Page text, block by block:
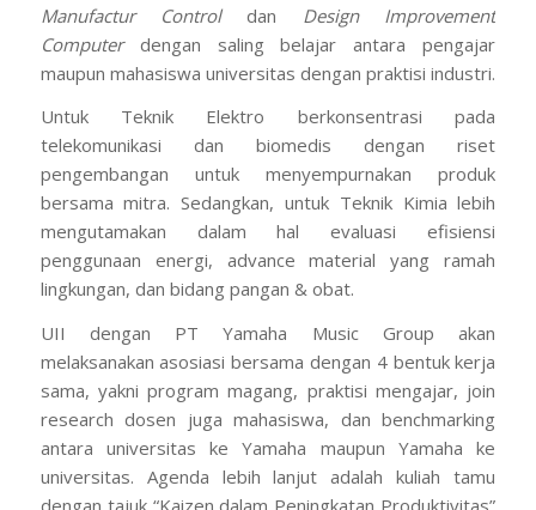
Manufactur Controldan Design Improvement
Computerdengan saling belajar antara pengajar
maupun mahasiswa universitas dengan praktisi industri.
Untuk Teknik Elektro berkonsentrasi pada
telekomunikasi dan biomedis dengan riset
pengembangan untuk menyempurnakan produk
bersama mitra. Sedangkan, untuk Teknik Kimia lebih
mengutamakan dalam hal evaluasi efisiensi
penggunaan energi, advance material yang ramah
lingkungan, dan bidang pangan & obat.
UII dengan PT Yamaha Music Group akan
melaksanakan asosiasi bersama dengan 4 bentuk kerja
sama, yakni program magang, praktisi mengajar, join
research dosen juga mahasiswa, danbenchmarking
antara universitas ke Yamaha maupun Yamaha ke
universitas. Agenda lebih lanjut adalah kuliah tamu